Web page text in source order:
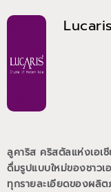
Lucaris
ลูคาริส คริสตัลแห่งเอเ
ดื่มรูปแบบใหม่ของชาว
ทุกรายละเอียดของผลิ